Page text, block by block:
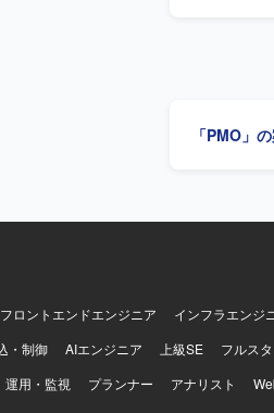
す。
るポジションです。 【ポジションの魅力】 大規
通信・ネッ
「PMO」
フロントエンドエンジニア
インフラエンジ
・制御 AIエンジニア 上級SE
フルス
運用・監視 プランナー アナリスト